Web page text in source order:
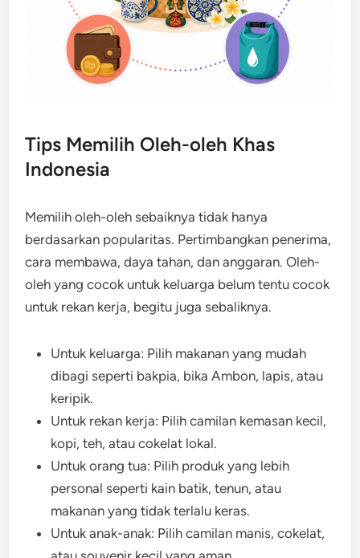
Tips Memilih Oleh-oleh Khas
Indonesia
Memilih oleh-oleh sebaiknya tidak hanya
berdasarkan popularitas. Pertimbangkan penerima,
cara membawa, daya tahan, dan anggaran. Oleh-
oleh yang cocok untuk keluarga belum tentu cocok
untuk rekan kerja, begitu juga sebaliknya.
Untuk keluarga: Pilih makanan yang mudah
dibagi seperti bakpia, bika Ambon, lapis, atau
keripik.
Untuk rekan kerja: Pilih camilan kemasan kecil,
kopi, teh, atau cokelat lokal.
Untuk orang tua: Pilih produk yang lebih
personal seperti kain batik, tenun, atau
makanan yang tidak terlalu keras.
Untuk anak-anak: Pilih camilan manis, cokelat,